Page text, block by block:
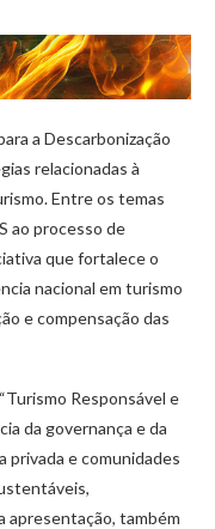
a Descarbonização
relacionadas à
Entre os temas
ao processo de
que fortalece o
nacional em turismo
e compensação das
Responsável e
da governança e da
privada e comunidades
apresentação, também